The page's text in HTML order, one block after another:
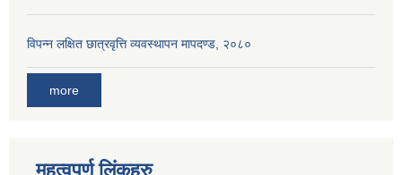
विपन्न लक्षित छात्रवृत्ति व्यवस्थापन मापदण्ड, २०८०
more
महत्वपूर्ण लिंकहरु